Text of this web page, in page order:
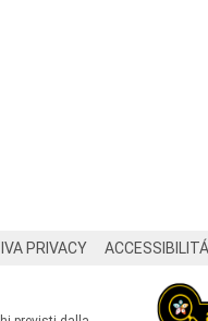
PRIVACY ACCESSIBILITÁ